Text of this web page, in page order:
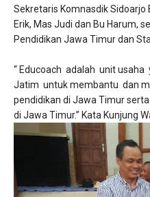
Sekretaris Komnasdik Sidoarjo
Erik, Mas Judi dan Bu Harum,
Pendidikan Jawa Timur dan
“ Educoach adalah unit usaha
Jatim untuk membantu dan
pendidikan di Jawa Timur
di Jawa Timur.” Kata Kunjung